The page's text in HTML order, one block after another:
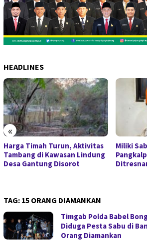
HEADLINES
«
Harga Timah Turun, Aktivitas
Tambang di Kawasan Lindung
Desa Gantung Disorot
Miliki
TAG: 15 ORANG DIAMANKAN
Timgab Polda Babel
Diduga Pesta Sabu di
Orang Diamankan